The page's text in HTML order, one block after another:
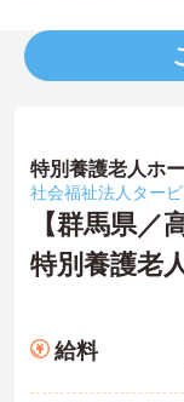
特別養護老人ホ
社会福祉法人ター
【群馬県
特別養護老
給料